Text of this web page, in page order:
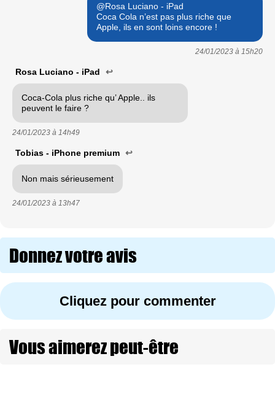
@Rosa Luciano - iPad
Coca Cola n’est pas plus riche que
Apple, ils en sont loins encore !
24/01/2023 à 15h20
Rosa Luciano - iPad ↩
Coca-Cola plus riche qu’ Apple.. ils
peuvent le faire ?
24/01/2023 à 14h49
Tobias - iPhone premium ↩
Non mais sérieusement
24/01/2023 à 13h47
Donnez votre avis
Cliquez pour commenter
Vous aimerez peut-être